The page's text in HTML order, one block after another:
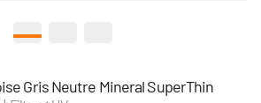
Gris Neutre Mineral SuperThin